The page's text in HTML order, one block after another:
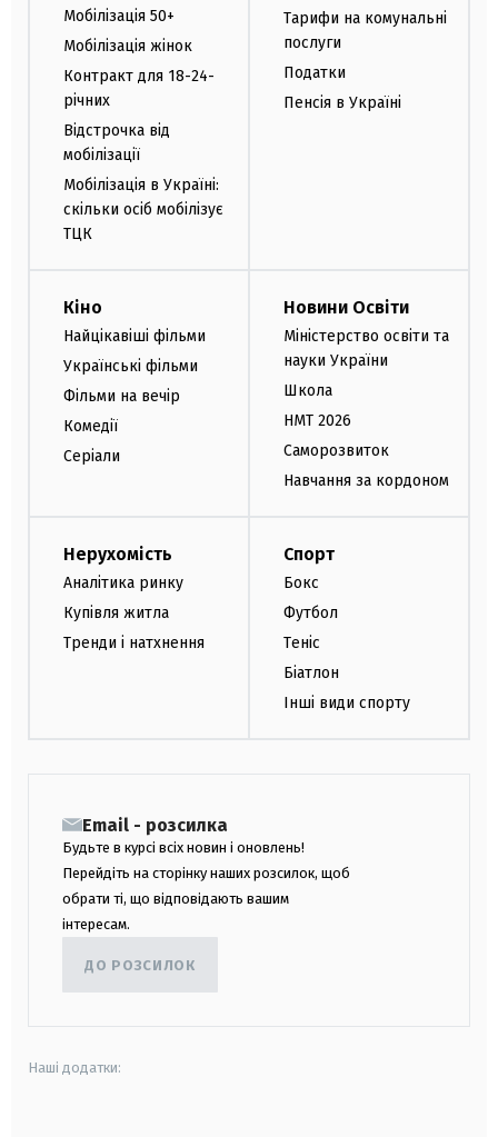
Мобілізація 50+
Мобілізація жінок
Контракт для 18-24-
річних
Відстрочка від
мобілізації
Мобілізація в Україні:
скільки осіб мобілізує
ТЦК
Тарифи на комунальні
послуги
Податки
Пенсія в Україні
Кіно
Найцікавіші фільми
Українські фільми
Фільми на вечір
Комедії
Серіали
Новини Освіти
Міністерство освіти та
науки України
Школа
НМТ 2026
Саморозвиток
Навчання за кордоном
Нерухомість
Аналітика ринку
Купівля житла
Тренди і натхнення
Спорт
Бокс
Футбол
Теніс
Біатлон
Інші види спорту
Email - розсилка
Будьте в курсі всіх новин і оновлень!
Перейдіть на сторінку наших розсилок, щоб
обрати ті, що відповідають вашим
інтересам.
ДО РОЗСИЛОК
Наші додатки: